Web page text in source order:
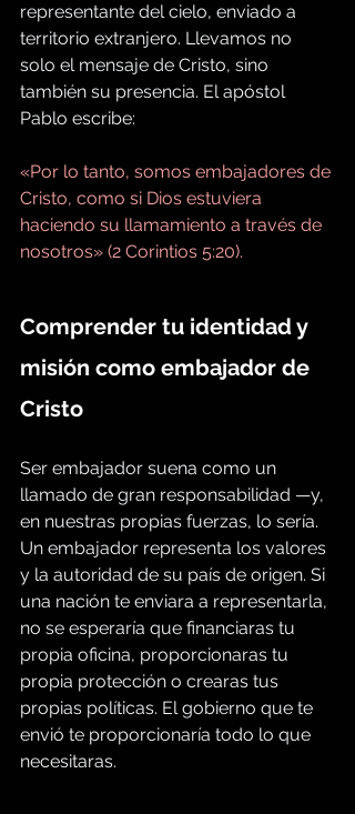
representante del cielo, enviado a
territorio extranjero. Llevamos no
solo el mensaje de Cristo, sino
también su presencia. El apóstol
Pablo escribe:
«Por lo tanto, somos embajadores de
Cristo, como si Dios estuviera
haciendo su llamamiento a través de
nosotros» (2 Corintios 5:20).
Comprender tu identidad y
misión como embajador de
Cristo
Ser embajador suena como un
llamado de gran responsabilidad —y,
en nuestras propias fuerzas, lo sería.
Un embajador representa los valores
y la autoridad de su país de origen. Si
una nación te enviara a representarla,
no se esperaría que financiaras tu
propia oficina, proporcionaras tu
propia protección o crearas tus
propias políticas. El gobierno que te
envió te proporcionaría todo lo que
necesitaras.